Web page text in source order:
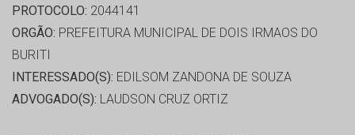
PROTOCOLO: 2044141
ORGÃO: PREFEITURA MUNICIPAL DE DOIS IRMAOS DO
BURITI
INTERESSADO(S): EDILSOM ZANDONA DE SOUZA
ADVOGADO(S): LAUDSON CRUZ ORTIZ